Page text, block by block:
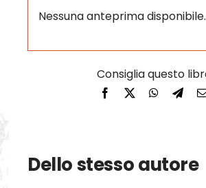
Nessuna anteprima disponibile.
Dello stesso autore